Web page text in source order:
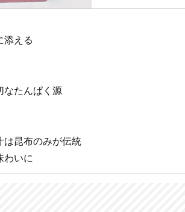
添える
なたんぱく源
昆布のみが伝統
わいに